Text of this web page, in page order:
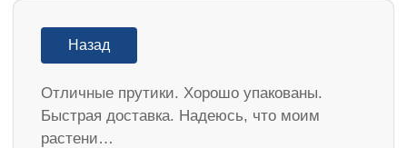
Назад
Отличные прутики. Хорошо упакованы.
Быстрая доставка. Надеюсь, что моим
растени…